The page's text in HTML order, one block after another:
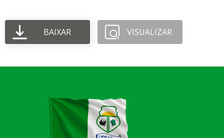
BAIXAR VISUALIZAR